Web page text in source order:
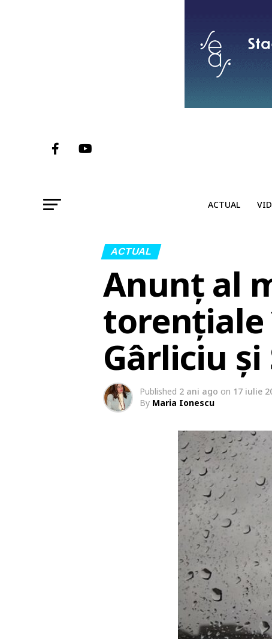
ACTUAL
ACTUAL
Anunț al
torențiale
Gârliciu și
Published 2 ani ago on 17 iulie
By Maria Ionescu